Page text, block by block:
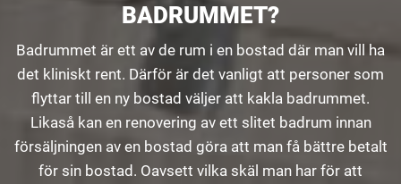
BADRUMMET?
Badrummet är ett av de rum i en bostad där man vill ha
det kliniskt rent. Därför är det vanligt att personer som
flyttar till en ny bostad väljer att kakla badrummet.
Likaså kan en renovering av ett slitet badrum innan
försäljningen av en bostad göra att man få bättre betalt
för sin bostad. Oavsett vilka skäl man har för att